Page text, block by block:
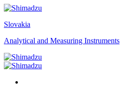
Slovakia
Analytical and Measuring Instruments